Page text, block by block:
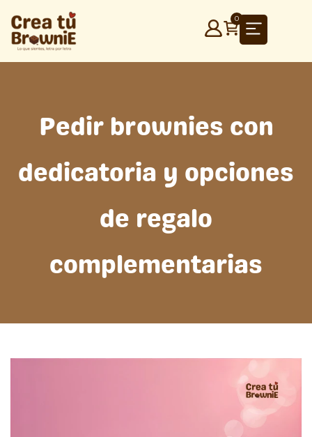
contenido
0
Pedir brownies con
dedicatoria y opciones
de regalo
complementarias